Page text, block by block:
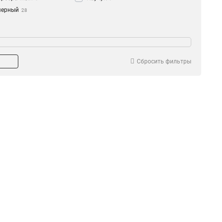
28
м 9 новогодние елки 1
Сбросить фильтры